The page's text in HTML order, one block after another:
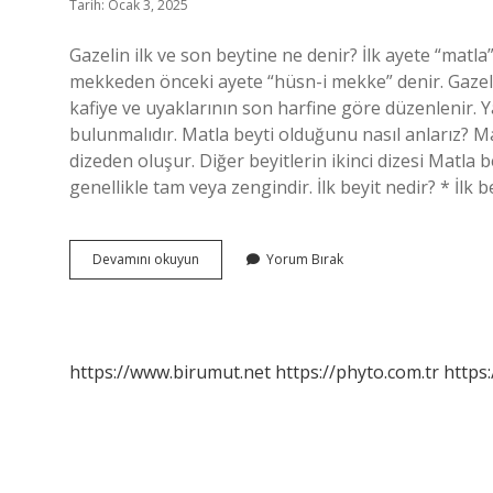
Tarih: Ocak 3, 2025
Gazelin ilk ve son beytine ne denir? İlk ayete
mekkeden önceki ayete “hüsn-i mekke” denir.
kafiye ve uyaklarının son harfine göre düzenlenir.
bulunmalıdır. Matla beyti olduğunu nasıl anlarız?
dizeden oluşur. Diğer beyitlerin ikinci dizesi Matla
genellikle tam veya zengindir. İlk beyit nedir? * İlk
Devamını okuyun
Ilk
Anlarız
Yorum Bırak
https://www.birumut.net https://phyto.com.tr